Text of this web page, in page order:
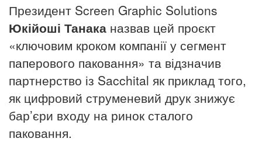
Президент Screen Graphic Solutions
Юкійоші Танака назвав цей проєкт
«ключовим кроком компанії у сегмент
паперового паковання» та відзначив
партнерство із Sacchital як приклад того,
як цифровий струменевий друк знижує
бар’єри входу на ринок сталого
паковання.